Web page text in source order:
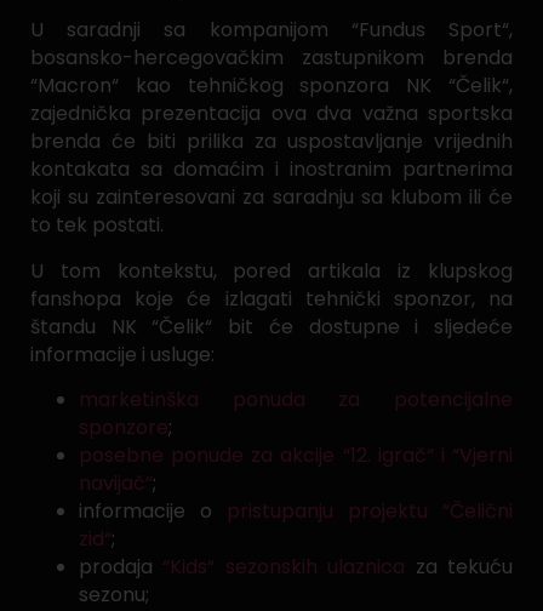
U saradnji sa kompanijom “Fundus Sport“,
bosansko-hercegovačkim zastupnikom brenda
“Macron“ kao tehničkog sponzora NK “Čelik“,
zajednička prezentacija ova dva važna sportska
brenda će biti prilika za uspostavljanje vrijednih
kontakata sa domaćim i inostranim partnerima
koji su zainteresovani za saradnju sa klubom ili će
to tek postati.
U tom kontekstu, pored artikala iz klupskog
fanshopa koje će izlagati tehnički sponzor, na
štandu NK “Čelik“ bit će dostupne i sljedeće
informacije i usluge:
marketinška ponuda za potencijalne
sponzore;
posebne ponude za akcije “12. igrač“ i “Vjerni
navijač“;
informacije o pristupanju projektu “Čelični
zid“;
prodaja “Kids“ sezonskih ulaznica za tekuću
sezonu;